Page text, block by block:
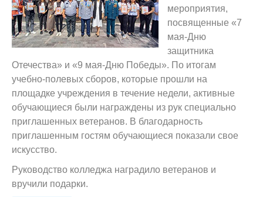
мероприятия,
посвященные «7
мая-Дню
защитника
Отечества» и «9 мая-Дню Победы». По итогам
учебно-полевых сборов, которые прошли на
площадке учреждения в течение недели, активные
обучающиеся были награждены из рук специально
приглашенных ветеранов. В благодарность
приглашенным гостям обучающиеся показали свое
искусство.
Руководство колледжа наградило ветеранов и
вручили подарки.